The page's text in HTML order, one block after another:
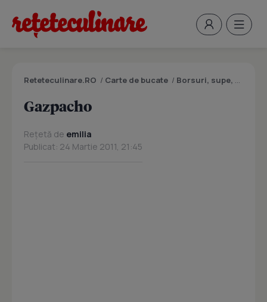
Reteteculinare.RO / Carte de bucate / Borsuri, supe, ciorbe
Gazpacho
Rețetă de emilia
Publicat: 24 Martie 2011, 21:45